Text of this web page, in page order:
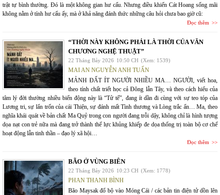
trật tự bình thường. Đó là một không gian hư cấu. Nhưng điều khiến Cát Hoang sống mãi
không nằm ở tính hư cấu ấy, mà ở khả năng đánh thức những câu hỏi chưa bao giờ cũ:
Đọc thêm
“THỜI NÀY KHÔNG PHẢI LÀ THỜI CỦA VĂN
CHƯƠNG NGHỆ THUẬT”
22 Tháng Bảy 2026 10:50 CH (Xem: 1539)
MAI AN NGUYỄN ANH TUẤN
MẢNH ĐẤT ÍT NGƯỜI NHIỀU MA… NGƯỜI, viết hoa,
theo tính chất triết học cả Đông lẫn Tây, và theo cách hiểu của
tâm lý đời thường nhiều biến động này là “Tử tế”, đang ít dần đi cùng với sự teo tóp của
Lương tri, sự lẩn trốn của cái Thiện, sự đánh mất Tình thương và Lòng trắc ẩn… Ma, theo
nghĩa khái quát về bản chất Ma Quỷ trong con người đang trỗi dậy, không chỉ là hình tượng
dọa nạt con trẻ nữa mà đang trở thành thế lực khủng khiếp đe dọa thống trị toàn bộ cơ chế
hoạt động lẫn tinh thần – đạo lý xã hội…
Đọc thêm
BÃO Ở VÙNG BIÊN
22 Tháng Bảy 2026 10:23 CH (Xem: 1778)
PHAN THANH BÌNH
Bão Maysak đổ bộ vào Móng Cái / các bản tin điện tử dồn lên